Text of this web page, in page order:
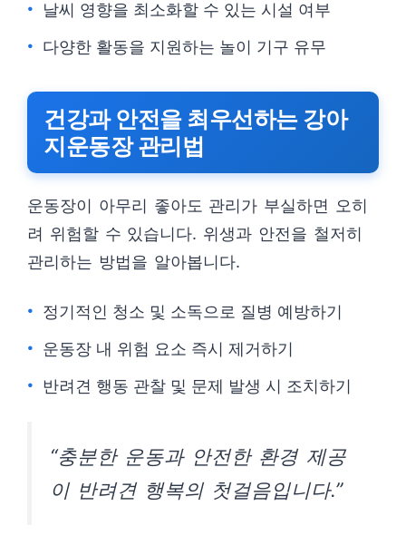
날씨 영향을 최소화할 수 있는 시설 여부
다양한 활동을 지원하는 놀이 기구 유무
건강과 안전을 최우선하는 강아
지운동장 관리법
운동장이 아무리 좋아도 관리가 부실하면 오히
려 위험할 수 있습니다. 위생과 안전을 철저히
관리하는 방법을 알아봅니다.
정기적인 청소 및 소독으로 질병 예방하기
운동장 내 위험 요소 즉시 제거하기
반려견 행동 관찰 및 문제 발생 시 조치하기
“충분한 운동과 안전한 환경 제공
이 반려견 행복의 첫걸음입니다.”